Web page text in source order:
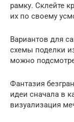
рамку. Склейте
их по своему
Вариантов для
схемы поделки
можно
Фантазия
идеи сначала в
визуализация